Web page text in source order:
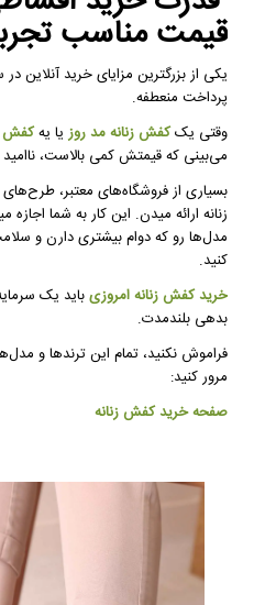
قیمت مناسب
پرداخت منعطفه.
وقتی یککفش زنانه مد روزیا یهکفش
می‌بینی که قیمتش کمی بالاست،
بسیاری از فروشگاه‌های معتبر،
زنانه ارائه میدن. این کار به شما
مدل‌ها رو که دوام بیشتری دارن و
کنید.
خرید کفش زنانه امروزیباید یک
بدهی بلندمدت.
فراموش نکنید، تمام این ترندها و
مرور کنید:
صفحه خرید کفش زنانه